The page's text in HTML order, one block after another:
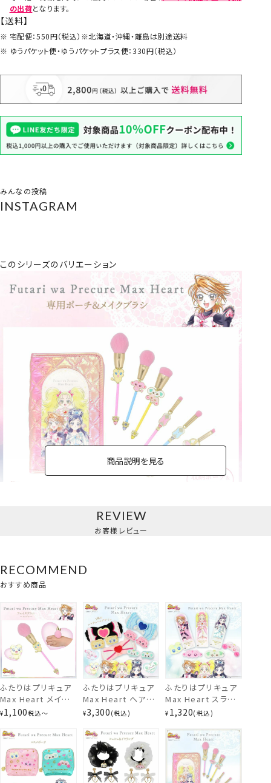
の出荷となります。
【送料】
宅配便：550円（税込）※北海道・沖縄・離島は別途送料
ゆうパケット便・ゆうパケットプラス便：330円（税込）
みんなの投稿
INSTAGRAM
このシリーズのバリエーション
専用ポーチ＆メイクブラシ
商品説明を見る
REVIEW
お客様レビュー
RECOMMEND
おすすめ商品
ふたりはプリキュア
Max Heart メイク
ブラシ ＜ 全6種 ＞
¥1,100税込〜
ふたりはプリキュア
Max Heart ヘアバ
ンド＆アームバンド
SHOBIDO
¥3,300 税込
ふたりはプリキュア
Max Heart スライド
ミラー ＜ 全7種 ＞
¥ 1,320 税込